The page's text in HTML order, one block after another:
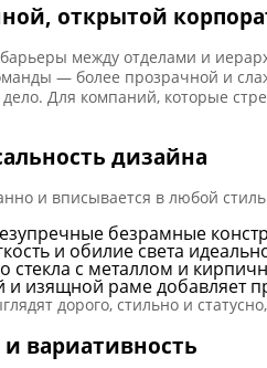
открытой
между отделами и
— более прозрачной и
Для компаний, которые
дизайна
и вписывается в любой
безрамные
и обилие света
стекла с металлом и
и изящной раме добавляет
дорого, стильно и
вариативность